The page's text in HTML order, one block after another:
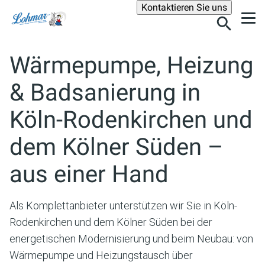
Kontaktieren Sie unsSuche
Wärmepumpe, Heizung
& Badsanierung in
Köln-Rodenkirchen und
dem Kölner Süden –
aus einer Hand
Als Komplettanbieter unterstützen wir Sie in Köln-
Rodenkirchen und dem Kölner Süden bei der
energetischen Modernisierung und beim Neubau: von
Wärmepumpe und Heizungstausch über